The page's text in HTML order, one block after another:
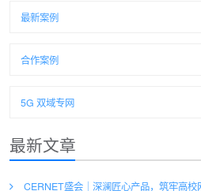
最新案例
合作案例
5G 双域专网
最新文章
CERNET盛会｜深澜匠心产品，筑牢高校